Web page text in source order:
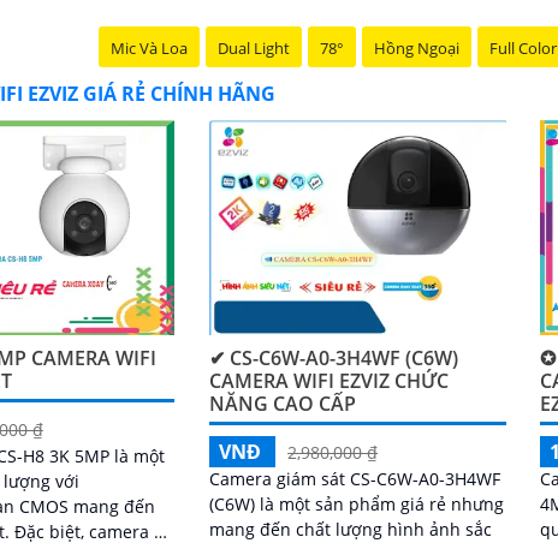
Mic Và Loa Dual Light 78° Hồng Ngoại Full Color
EZVIZ GIÁ RẺ CHÍNH HÃNG
CAMERA WIFI
₫
H8 3K 5MP là một
với
CMOS mang đến
✔ CS-C6W-A0-3H4WF (C6W)
CAMERA WIFI EZVIZ CHỨC
NĂNG CAO CẤP
VNĐ
2,980,000 ₫
Camera giám sát CS-C6W-A0-3H4WF
(C6W) là một sản phẩm giá rẻ nhưng
mang đến chất lượng hình ảnh sắc
✪